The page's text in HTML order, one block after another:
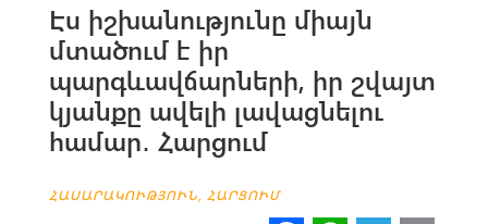
Էս իշխանությունը միայն
մտածում է իր
պարգևավճարների, իր շվայտ
կյանքը ավելի լավացնելու
համար․ Հարցում
ՀԱՍԱՐԱԿՈՒԹՅՈՒՆ, ՀԱՐՑՈՒՄ